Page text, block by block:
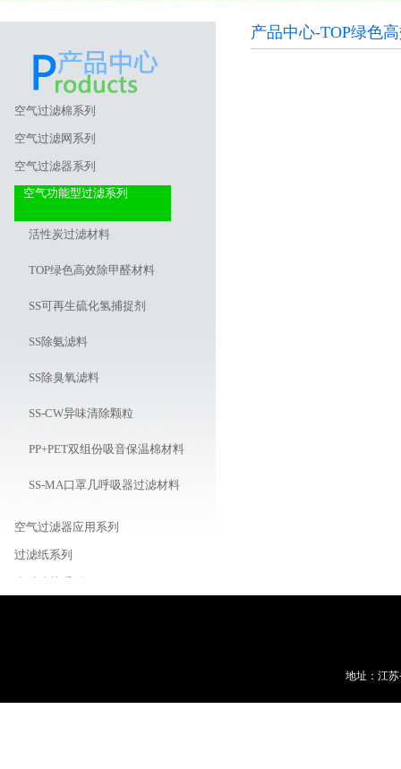
空气过滤棉系列
空气过滤网系列
空气过滤器系列
空气功能型过滤系列
活性炭过滤材料
TOP绿色高效除甲醛材料
SS可再生硫化氢捕捉剂
SS除氨滤料
SS除臭氧滤料
SS-CW异味清除颗粒
PP+PET双组份吸音保温棉材料
SS-MA口罩几呼吸器过滤材料
空气过滤器应用系列
过滤纸系列
产品中心-TOP绿色
地址：江